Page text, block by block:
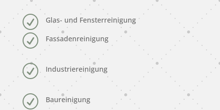
R Glas- und Fensterreinigung
R Fassadenreinigung
R Industriereinigung
R Baureinigung